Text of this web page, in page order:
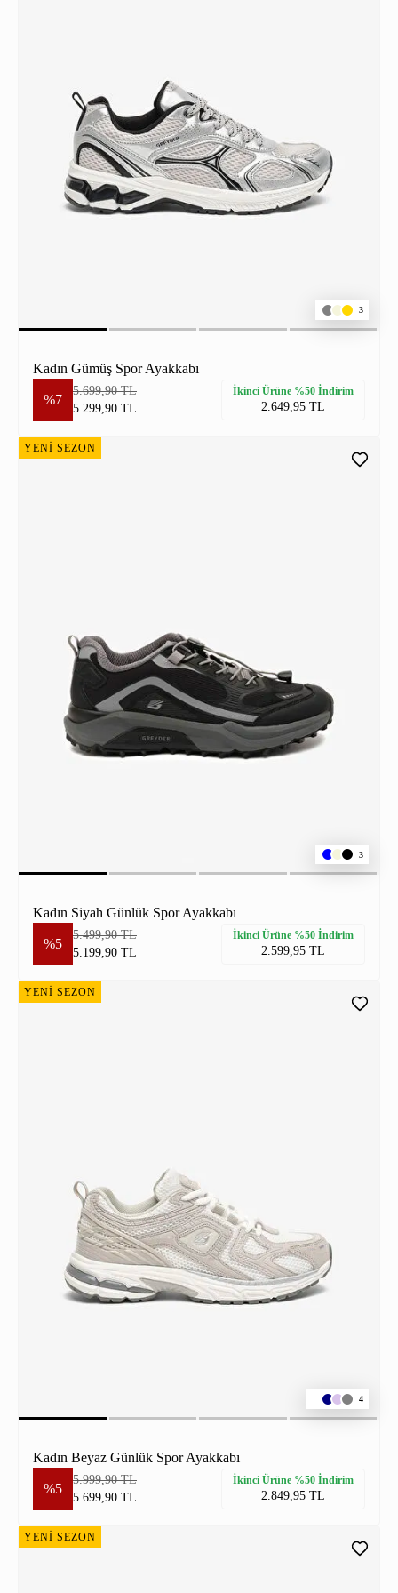
3
Kadın Gümüş Spor Ayakkabı
%7
5.699,90 TL
5.299,90 TL
İkinci Ürüne %50 İndirim
2.649,95 TL
YENİ SEZON
3
Kadın Siyah Günlük Spor Ayakkabı
%5
5.499,90 TL
5.199,90 TL
İkinci Ürüne %50 İndirim
2.599,95 TL
YENİ SEZON
4
Kadın Beyaz Günlük Spor Ayakkabı
%5
5.999,90 TL
5.699,90 TL
İkinci Ürüne %50 İndirim
2.849,95 TL
YENİ SEZON